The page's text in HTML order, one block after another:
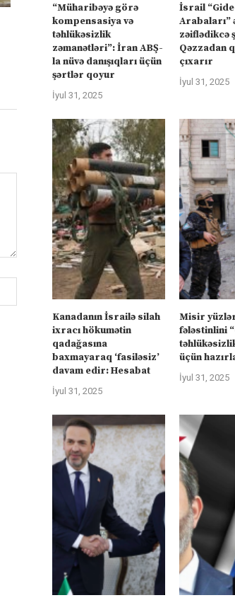
Türkiyə Afrikanın neft və qazına can
atır –...
İyul 4, 2025
“Müharibəyə görə
kompensasiya və
təhlükəsizlik
zəmanətləri”: İran ABŞ-
la nüvə danışıqları üçün
şərtlər qoyur
İyul 31, 2025
İsrail
Arabaları”
zəiflədikcə
Qəzzadan
çıxarır
İyul 31, 2025
Kanadanın İsrailə silah
ixracı hökumətin
qadağasına
baxmayaraq ‘fasiləsiz’
davam edir: Hesabat
İyul 31, 2025
Misir
fələstinlini
üçün
İyul 31, 2025